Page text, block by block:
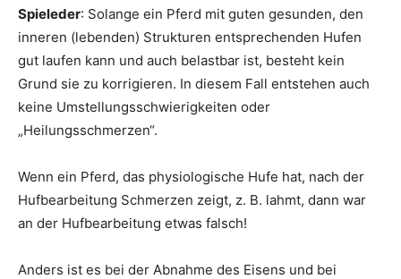
Spieleder: Solange ein Pferd mit guten gesunden, den
inneren (lebenden) Strukturen entsprechenden Hufen
gut laufen kann und auch belastbar ist, besteht kein
Grund sie zu korrigieren. In diesem Fall entstehen auch
keine Umstellungsschwierigkeiten oder
„Heilungsschmerzen“.
Wenn ein Pferd, das physiologische Hufe hat, nach der
Hufbearbeitung Schmerzen zeigt, z. B. lahmt, dann war
an der Hufbearbeitung etwas falsch!
Anders ist es bei der Abnahme des Eisens und bei